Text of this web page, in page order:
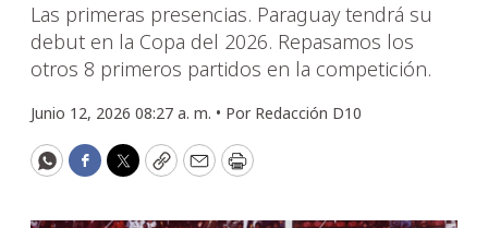
Las primeras presencias. Paraguay tendrá su
debut en la Copa del 2026. Repasamos los
otros 8 primeros partidos en la competición.
Junio 12, 2026 08:27 a. m. • Por Redacción D10
WhatsApp
Facebook
Twitter
CopyEmailPrint